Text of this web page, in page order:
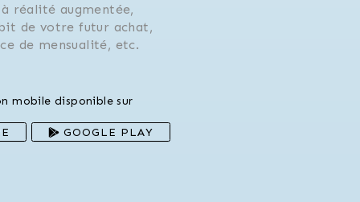
réalité augmentée,
de votre futur achat,
de mensualité, etc.
mobile disponible sur
GOOGLE PLAY